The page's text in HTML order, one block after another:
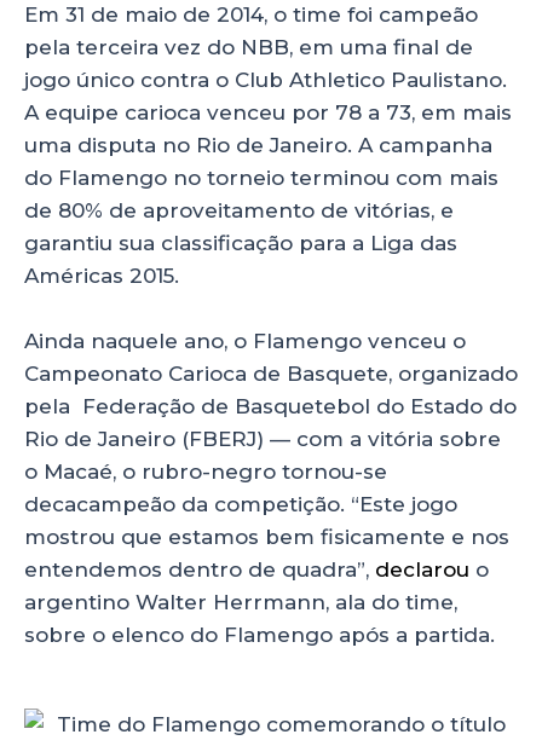
Em 31 de maio de 2014, o time foi campeão
pela terceira vez do NBB, em uma final de
jogo único contra o Club Athletico Paulistano.
A equipe carioca venceu por 78 a 73, em mais
uma disputa no Rio de Janeiro. A campanha
do Flamengo no torneio terminou com mais
de 80% de aproveitamento de vitórias, e
garantiu sua classificação para a Liga das
Américas 2015.
Ainda naquele ano, o Flamengo venceu o
Campeonato Carioca de Basquete, organizado
pela Federação de Basquetebol do Estado do
Rio de Janeiro (FBERJ) — com a vitória sobre
o Macaé, o rubro-negro tornou-se
decacampeão da competição. “Este jogo
mostrou que estamos bem fisicamente e nos
entendemos dentro de quadra”, declarou o
argentino Walter Herrmann, ala do time,
sobre o elenco do Flamengo após a partida.